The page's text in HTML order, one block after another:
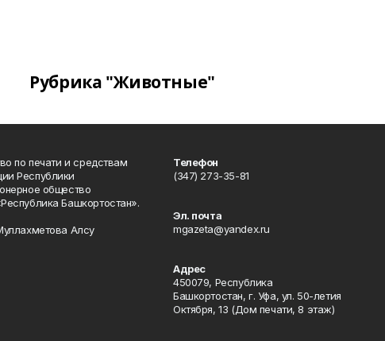
Рубрика "Животные"
по печати и средствам
Республики
общество
Башкортостан».
Алсу
Телефон
(347) 273-35-81
Эл. почта
mgazeta@yandex.ru
Адрес
450079, Республика
Башкортостан, г. Уфа, ул. 50-летия
Октября, 13 (Дом печати, 8 этаж)